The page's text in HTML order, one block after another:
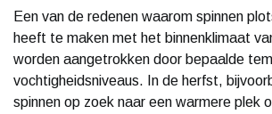
Een van de redenen waarom spinnen
heeft te maken met het binnenklimaat
worden aangetrokken door bepaalde
vochtigheidsniveaus. In de herfst,
spinnen op zoek naar een warmere plek